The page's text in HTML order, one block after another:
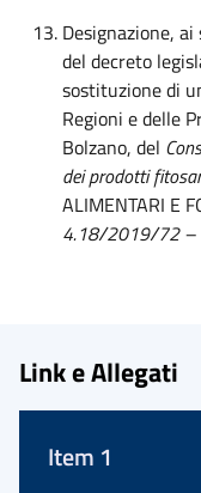
Designazione,
del decreto
sostituzione di
Regioni e delle
Bolzano, del
dei prodotti
ALIMENTARI E
4.18/2019/72 –
Link e Allegati
Item 1